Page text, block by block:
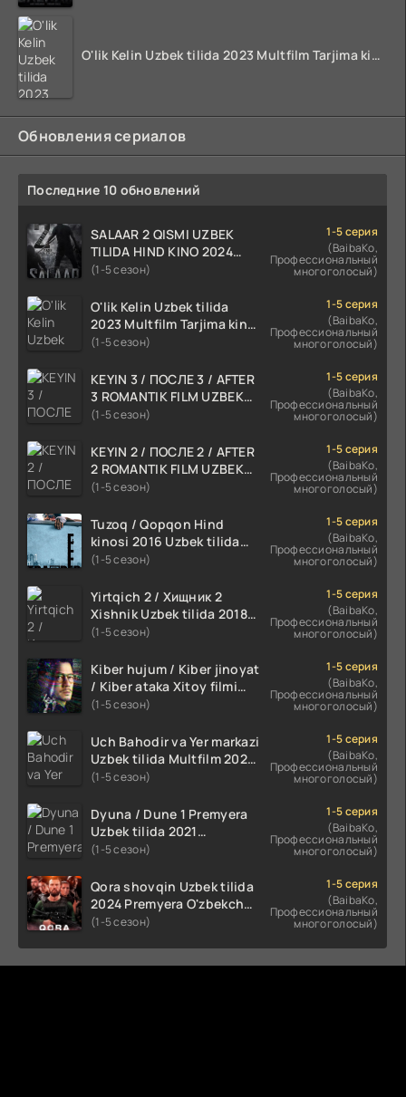
O'lik Kelin Uzbek tilida 2023 Multfilm Tarjima kino skachat
Обновления сериалов
Последние 10 обновлений
SALAAR 2 QISMI UZBEK
TILIDA HIND KINO 2024
TARJIMA 720p HD Skachat
(1-5 сезон)
1-5 серия
(BaibaKo,
Профессиональный
многоголосый)
O'lik Kelin Uzbek tilida
2023 Multfilm Tarjima kino
skachat
(1-5 сезон)
1-5 серия
(BaibaKo,
Профессиональный
многоголосый)
KEYIN 3 / ПОСЛЕ 3 / AFTER
3 ROMANTIK FILM UZBEK
TILIDA 2021 TARJIMA FILM
(1-5 сезон)
1-5 серия
(BaibaKo,
Профессиональный
многоголосый)
KEYIN 2 / ПОСЛЕ 2 / AFTER
2 ROMANTIK FILM UZBEK
TILIDA 2020 TARJIMA FILM
(1-5 сезон)
1-5 серия
(BaibaKo,
Профессиональный
многоголосый)
Tuzoq / Qopqon Hind
kinosi 2016 Uzbek tilida
tarjima film HD
(1-5 сезон)
1-5 серия
(BaibaKo,
Профессиональный
многоголосый)
Yirtqich 2 / Хищник 2
Xishnik Uzbek tilida 2018-
2024 O'zbekcha tarjima
(1-5 сезон)
1-5 серия
(BaibaKo,
Профессиональный
многоголосый)
Kiber hujum / Kiber jinoyat
/ Kiber ataka Xitoy filmi
Uzbek tilida O'zbekcha
HD skachat
(1-5 сезон)
1-5 серия
(BaibaKo,
Профессиональный
многоголосый)
Uch Bahodir va Yer markazi
Uzbek tilida Multfilm 2025
tarjima HD skachat
(1-5 сезон)
1-5 серия
(BaibaKo,
Профессиональный
многоголосый)
Dyuna / Dune 1 Premyera
Uzbek tilida 2021
O'zbekcha tarjima kino HD
(1-5 сезон)
1-5 серия
(BaibaKo,
Профессиональный
многоголосый)
Qora shovqin Uzbek tilida
2024 Premyera O'zbekcha
tarjima kino HD skachat
(1-5 сезон)
1-5 серия
(BaibaKo,
Профессиональный
многоголосый)